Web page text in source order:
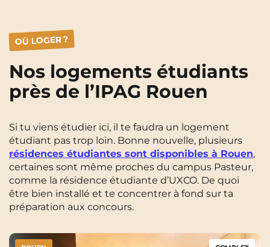
OÙ LOGER ?
Nos logements étudiants
près de l’IPAG Rouen
Si tu viens étudier ici, il te faudra un logement
étudiant pas trop loin. Bonne nouvelle, plusieurs
résidences étudiantes sont disponibles à Rouen,
certaines sont même proches du campus Pasteur,
comme la résidence étudiante d’UXCO. De quoi
être bien installé et te concentrer à fond sur ta
préparation aux concours.